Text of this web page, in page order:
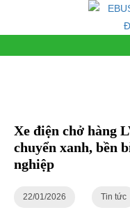
Xe điện chở hàng
chuyển xanh, bền
nghiệp
22/01/2026 Tin tức